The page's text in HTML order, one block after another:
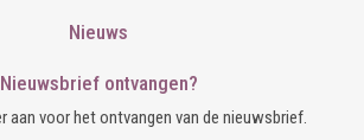
Nieuws
Nieuwsbrief ontvangen?
aan voor het ontvangen van de nieuwsbrief.